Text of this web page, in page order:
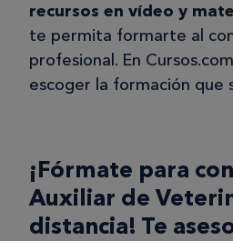
recursos en vídeo y
te permita formarte al
profesional. En
escoger la formación que
¡Fórmate para
Auxiliar de
distancia! Te